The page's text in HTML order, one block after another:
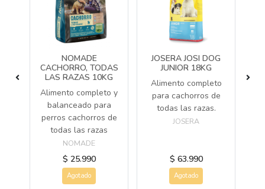
NOMADE
CACHORRO, TODAS
LAS RAZAS 10KG
Alimento completo y
balanceado para
perros cachorros de
todas las razas
NOMADE
$ 25.990
Agotado
JOSERA JOSI DOG
JUNIOR 18KG
Alimento completo
para cachorros de
todas las razas.
JOSERA
$ 63.990
Agotado